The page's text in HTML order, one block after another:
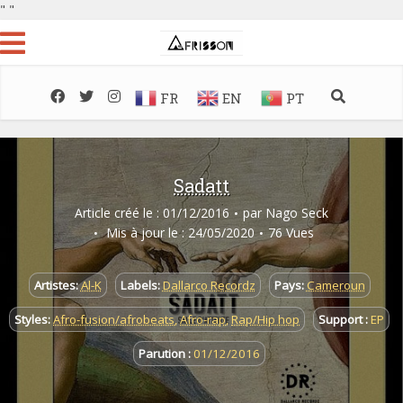
" "
FR EN PT
Sadatt
Article créé le : 01/12/2016 par Nago Seck
Mis à jour le : 24/05/2020
76 Vues
Artistes:Al-K Labels:Dallarco Recordz Pays: Cameroun
Styles:Afro-fusion/afrobeats,Afro-rap,Rap/Hip hop Support : EP
Parution : 01/12/2016